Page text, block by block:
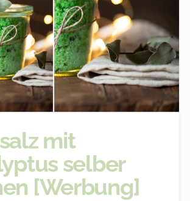
mit
selber
[Werbung]